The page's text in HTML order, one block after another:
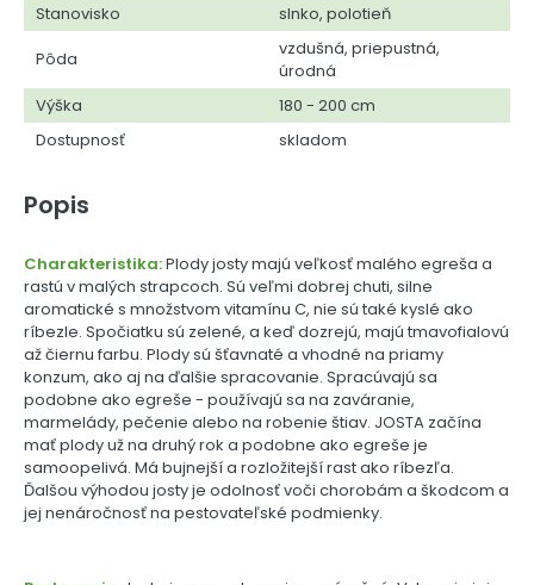
Stanovisko
slnko, polotieň
Pôda
vzdušná, priepustná,
úrodná
Výška
180 - 200 cm
Dostupnosť
skladom
Popis
Charakteristika:Plody josty majú veľkosť malého egreša a
rastú v malých strapcoch. Sú veľmi dobrej chuti, silne
aromatické s množstvom vitamínu C, nie sú také kyslé ako
ríbezle. Spočiatku sú zelené, a keď dozrejú, majú tmavofialovú
až čiernu farbu. Plody sú šťavnaté a vhodné na priamy
konzum, ako aj na ďalšie spracovanie. Spracúvajú sa
podobne ako egreše - používajú sa na zaváranie,
marmelády, pečenie alebo na robenie štiav. JOSTA začína
mať plody už na druhý rok a podobne ako egreše je
samoopelivá. Má bujnejší a rozložitejší rast ako ríbezľa.
Ďalšou výhodou josty je odolnosť voči chorobám a škodcom a
jej nenáročnosť na pestovateľské podmienky.